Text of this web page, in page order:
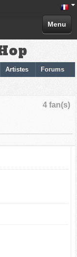
Menu
Artistes Forums
4 fan(s)